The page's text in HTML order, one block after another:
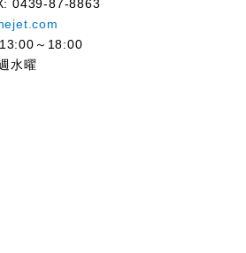
0439-87-8863
～18:00
水曜